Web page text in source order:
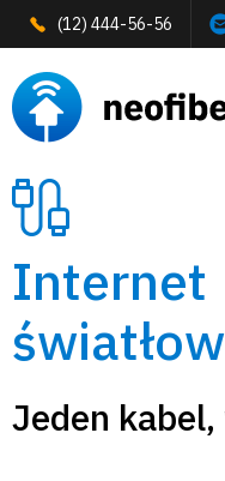
Przejdź do treści
(12) 444-56-56
Internet
Jeden